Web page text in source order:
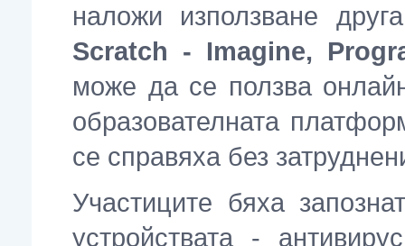
наложи използване
Scratch - Imagine,
може да се ползва
образователната
се справяха без
Участиците бяха
устройствата -